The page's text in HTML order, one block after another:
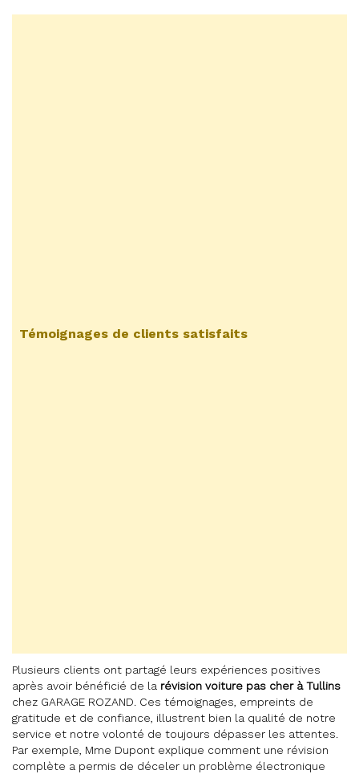
Témoignages de clients satisfaits
Plusieurs clients ont partagé leurs expériences positives
après avoir bénéficié de la révision voiture pas cher à Tullins
chez GARAGE ROZAND. Ces témoignages, empreints de
gratitude et de confiance, illustrent bien la qualité de notre
service et notre volonté de toujours dépasser les attentes.
Par exemple, Mme Dupont explique comment une révision
complète a permis de déceler un problème électronique